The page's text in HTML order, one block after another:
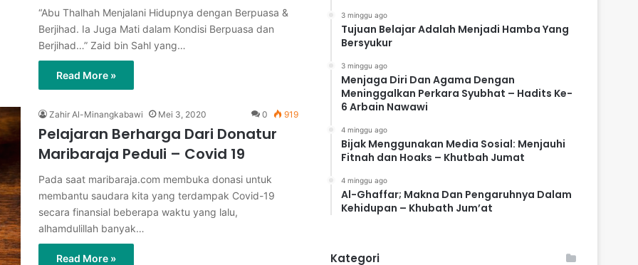
“Abu Thalhah Menjalani Hidupnya dengan Berpuasa &
Berjihad. Ia Juga Mati dalam Kondisi Berpuasa dan
Berjihad…” Zaid bin Sahl yang…
Read More »
Zahir Al-Minangkabawi Mei 3, 2020 0 919
Pelajaran Berharga Dari Donatur
Maribaraja Peduli – Covid 19
Pada saat maribaraja.com membuka donasi untuk
membantu saudara kita yang terdampak Covid-19
secara finansial beberapa waktu yang lalu,
alhamdulillah banyak…
Read More »
3 minggu ago
Tujuan Belajar Adalah Menjadi Hamba Yang
Bersyukur
3 minggu ago
Menjaga Diri Dan Agama Dengan
Meninggalkan Perkara Syubhat – Hadits Ke-
6 Arbain Nawawi
4 minggu ago
Bijak Menggunakan Media Sosial: Menjauhi
Fitnah dan Hoaks – Khutbah Jumat
4 minggu ago
Al-Ghaffar; Makna Dan Pengaruhnya Dalam
Kehidupan – Khubath Jum’at
Kategori